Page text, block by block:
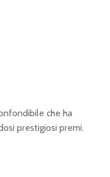
che ha
prestigiosi premi.